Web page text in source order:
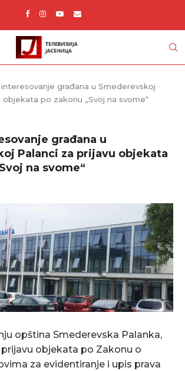
građana u Smederevskoj
objekata po zakonu „Svoj na svome“
građana u
Palanci za prijavu objekata
na svome“
opština Smederevska Palanka,
objekata po Zakonu o
za evidentiranje i upis prava